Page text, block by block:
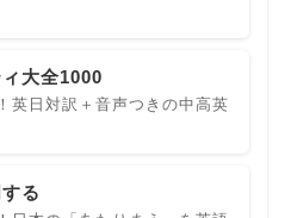
大全1000
英日対訳＋音声つきの中高英
る